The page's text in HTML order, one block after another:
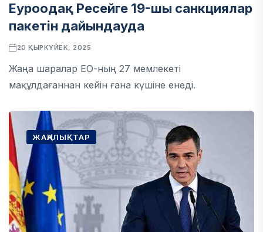
Еуроодақ Ресейге 19-шы санкциялар
пакетін дайындауда
20 ҚЫРКҮЙЕК, 2025
Жаңа шаралар ЕО-ның 27 мемлекеті
мақұлдағаннан кейін ғана күшіне енеді.
ЖАҢАЛЫҚТАР